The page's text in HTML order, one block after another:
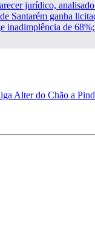
jurídico,
Santarém ganha
inadimplência de
Alter do Chão a